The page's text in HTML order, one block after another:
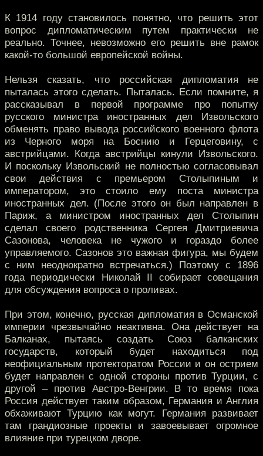
К 1914 году становилось понятно, что решить этот
вопрос дипломатическим путем практически не
реально. Точнее, невозможно его решить вне рамок
какой-то большой европейской войны.
Нельзя сказать, что российская дипломатия не
пыталась этого сделать. Пыталась. Если помните, я
рассказывал в первой программе про попытку
русского министра иностранных дел Извольского
обменять право вывода российского военного флота
из Черного моря на Боснию и Герцеговину, с
австрийцами. Когда австрийцы кинули Извольского.
И поскольку Извольский не полностью согласовывал
свои действия с премьером Столыпиным и
императором, это стоило ему поста министра
иностранных дел. (После этого он был направлен в
Париж, а министром иностранных дел Столыпин
сделал своего родственника Сергея Дмитриевича
Сазонова, человека не чужого и гораздо более
управляемого. Сазонов это важная фигура, мы будем
с ним неоднократно встречаться.) Поэтому с 1896
года периодически Николай II собирает совещания
для обсуждения вопроса о проливах.
При этом, конечно, русская дипломатия в Османской
империи чрезвычайно неактивна. Она действует на
Балканах, пытаясь создать Союз балканских
государств, который будет находиться под
неофициальным протекторатом России и он острием
будет направлен с одной стороны против Турции, с
другой – против Австро-Венгрии. В то время пока
Россия действует таким образом, Германия и Англия
обхаживают Турцию как могут. Германия развивает
там грандиозные проекты и завоевывает огромное
влияние при турецком дворе.